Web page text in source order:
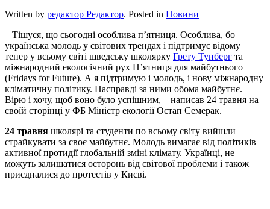
Written by редактор Редактор. Posted in Новини
– Тішуся, що сьогодні особлива п’ятниця. Особлива, бо
українська молодь у світових трендах і підтримує відому
тепер у всьому світі шведську школярку Грету Тунберг та
міжнародний екологічний рух П’ятниця для майбутнього
(Fridays for Future). А я підтримую і молодь, і нову міжнародну
кліматичну політику. Насправді за ними обома майбутнє.
Вірю і хочу, щоб воно було успішним, – написав 24 травня на
своїй сторінці у ФБ Міністр екології Остап Семерак.
24 травня школярі та студенти по всьому світу вийшли
страйкувати за своє майбутнє. Молодь вимагає від політиків
активної протидії глобальній зміні клімату. Українці, не
можуть залишатися осторонь від світової проблеми і також
приєдналися до протестів у Києві.